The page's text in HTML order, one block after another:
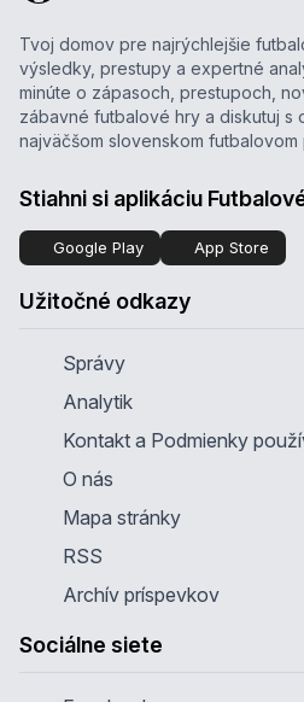
Tvoj domov pre najrýchlejšie
výsledky, prestupy a expertné
minúte o zápasoch, prestupoch,
zábavné futbalové hry a diskutuj s
najväčšom slovenskom futbalovom
Stiahni si aplikáciu
Google Play App Store
Užitočné odkazy
Správy
Analytik
Kontakt a Podmienky
O nás
Mapa stránky
RSS
Archív príspevkov
Sociálne siete